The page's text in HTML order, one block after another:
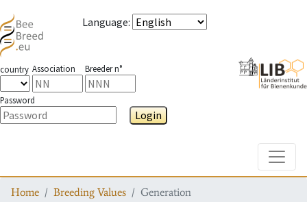
Language:
country Association Breeder n°
Password
Login
Home Breeding Values Generation